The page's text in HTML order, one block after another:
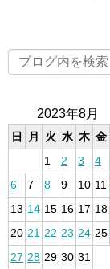
2023年8月
日 月 火 水 木 金
1
2 3 4
6
7 8 9 10 11
13 14 15 16 17 18
20 21 22 23 24 25
27 28 29 30 31